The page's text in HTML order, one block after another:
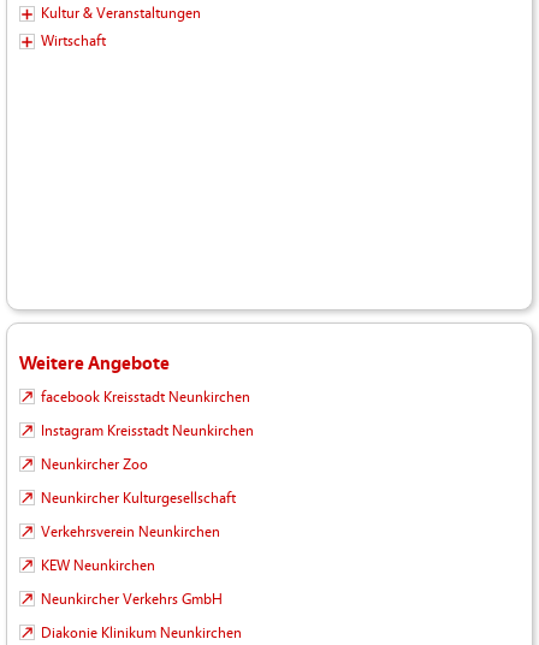
Kultur & Veranstaltungen
Wirtschaft
Weitere Angebote
facebook Kreisstadt Neunkirchen
Instagram Kreisstadt Neunkirchen
Neunkircher Zoo
Neunkircher Kulturgesellschaft
Verkehrsverein Neunkirchen
KEW Neunkirchen
Neunkircher Verkehrs GmbH
Diakonie Klinikum Neunkirchen